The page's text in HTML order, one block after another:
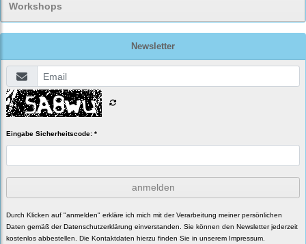
Workshops
Newsletter
Eingabe Sicherheitscode: *
anmelden
Durch Klicken auf "anmelden" erkläre ich mich mit der Verarbeitung meiner persönlichen
Daten gemäß der Datenschutzerklärung einverstanden. Sie können den Newsletter jederzeit
kostenlos abbestellen. Die Kontaktdaten hierzu finden Sie in unserem Impressum.